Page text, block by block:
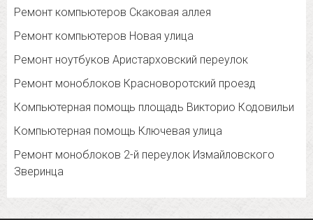
Ремонт компьютеров Скаковая аллея
Ремонт компьютеров Новая улица
Ремонт ноутбуков Аристарховский переулок
Ремонт моноблоков Красноворотский проезд
Компьютерная помощь площадь Викторио Кодовильи
Компьютерная помощь Ключевая улица
Ремонт моноблоков 2-й переулок Измайловского
Зверинца